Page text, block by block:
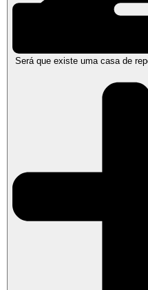
Será que existe uma casa de